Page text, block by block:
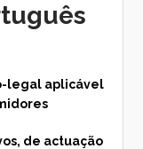
legal aplicável
de actuação